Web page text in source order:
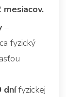
mesiacov.
–
fyzický
dnífyzickej